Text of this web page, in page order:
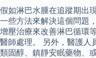
假如淋巴水腫在追蹤期出
一些方法來解決這個問題
增壓治療來改善淋巴循環
醫師處理。 另外，醫護人
類固醇、鎮靜安眠藥物、